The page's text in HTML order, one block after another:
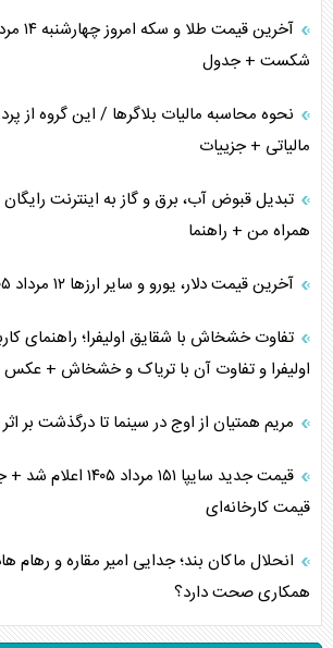
شکست + جدول
نحوه محاسبه مالیات بلاگر‌ها / این گروه از
مالیاتی + جزییات
تبدیل قبوض آب، برق و گاز به اینترنت
همراه من + راهنما
آخرین قیمت دلار، یورو و سایر ارز‌ها ۱۲ مرداد ۱۴۰۵ / جدول
تفاوت خشخاش با شقایق اولیفرا؛ راهنمای
اولیفرا و تفاوت آن با تریاک و خشخاش + عکس
مریم همتیان از اوج در سینما تا درگذشت بر
قیمت جدید سایپا ۱۵۱
قیمت کارخانه‌ای
انحلال ماکان بند؛ جدایی امیر مقاره و رهام
همکاری صحت دارد؟